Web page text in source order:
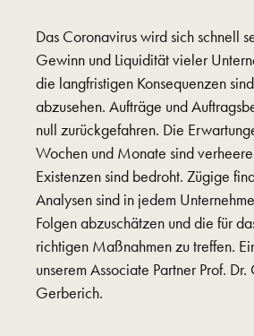
Das Coronavirus wird sich schnell
Gewinn und Liquidität vieler
die langfristigen Konsequenzen
abzusehen. Aufträge und
null zurückgefahren. Die
Wochen und Monate sind
Existenzen sind bedroht. Zügige
Analysen sind in jedem
Folgen abzuschätzen und die für
richtigen Maßnahmen zu treffen.
unserem Associate Partner Prof. Dr.
Gerberich.